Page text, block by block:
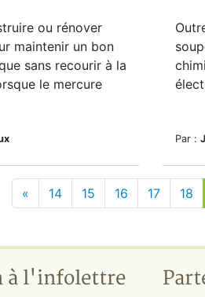
ou rénover
maintenir un bon
sans recourir à la
le mercure
Par :
« 14 15 16 17 18
à l'infolettre